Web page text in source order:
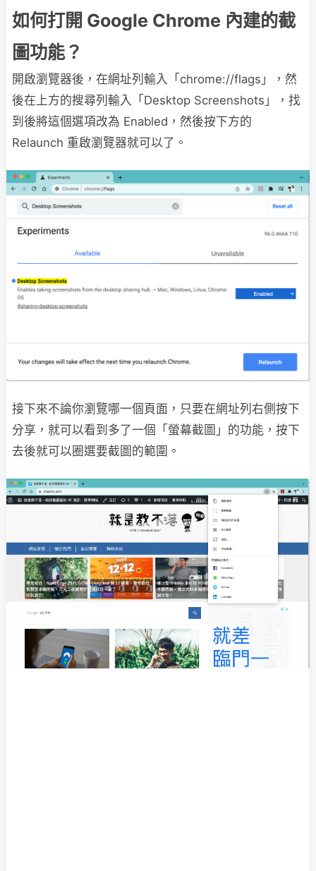
如何打開 Google Chrome 內建的截
圖功能？
開啟瀏覽器後，在網址列輸入「chrome://flags」，然
後在上方的搜尋列輸入「Desktop Screenshots」，找
到後將這個選項改為 Enabled，然後按下方的
Relaunch 重啟瀏覽器就可以了。
接下來不論你瀏覽哪一個頁面，只要在網址列右側按下
分享，就可以看到多了一個「螢幕截圖」的功能，按下
去後就可以圈選要截圖的範圍。